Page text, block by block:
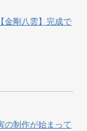
剛八雲】完成で
の制作が始まって